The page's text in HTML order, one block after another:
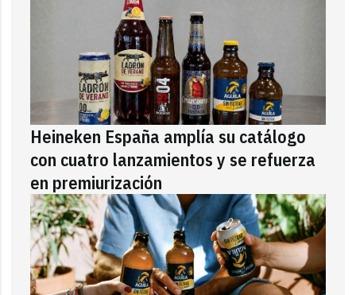
Heineken España amplía su catálogo
con cuatro lanzamientos y se refuerza
en premiurización